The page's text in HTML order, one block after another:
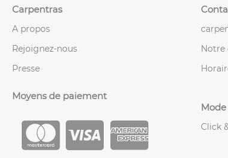
Carpentras
A propos
Rejoignez-nous
Presse
Moyens de paiement
Notre
Click